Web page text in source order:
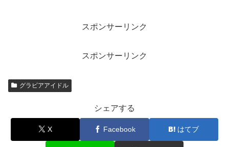
スポンサーリンク
スポンサーリンク
グラビアアイドル
シェアする
X Facebook はてブ